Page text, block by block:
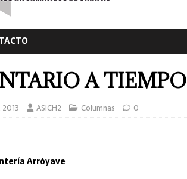
A TIEMPO
ASICH2 Columnas 0
Arróyave